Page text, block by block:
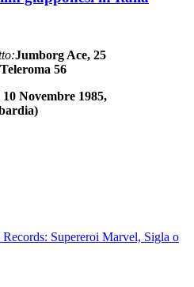
Jumborg Ace, 25
56
10 Novembre 1985,
Records: Supereroi Marvel, Sigla o